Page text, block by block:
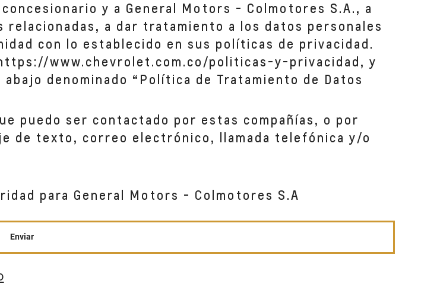
y a General Motors - Colmotores S.A., a
a dar tratamiento a los datos personales
con lo establecido en sus políticas de privacidad.
www.chevrolet.com.co/politicas-y-privacidad, y
denominado “Política de Tratamiento de Datos
puedo ser contactado por estas compañías, o por
de texto, correo electrónico, llamada telefónica y/o
para General Motors - Colmotores S.A
Enviar